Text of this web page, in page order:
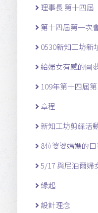
理事長 第十四屆
第十四屆第一次
0530新知工坊新
給婦女有感的圓
109年第十四屆
章程
新知工坊剪綵活
8位婆婆媽媽的
5/17 與尼泊爾婦
緣起
設計理念